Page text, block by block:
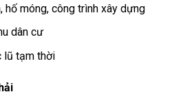
hố móng, công trình xây dựng
dân cư
lũ tạm thời